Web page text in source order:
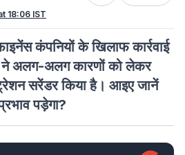
18:06 IST
कंपनियों के खिलाफ कार्रवाई
ने अलग-अलग कारणों को लेकर
सरेंडर किया है। आइए जानें
पड़ेगा?